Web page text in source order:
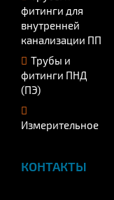
фитинги для
внутренней
канализации ПП
Трубы и
фитинги ПНД
(ПЭ)
Измерительное
КОНТАКТЫ